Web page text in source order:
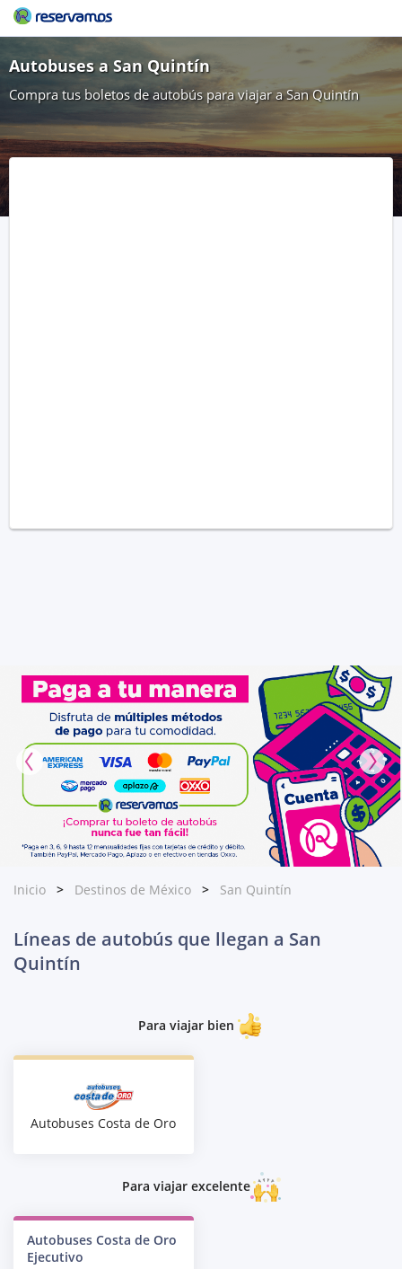
Autobuses a San Quintín
Compra tus boletos de autobús para viajar a San Quintín
Inicio Destinos de México San Quintín
Líneas de autobús que llegan a San
Quintín
Para viajar bien
Autobuses Costa de Oro
Para viajar excelente
Autobuses Costa de Oro
Ejecutivo